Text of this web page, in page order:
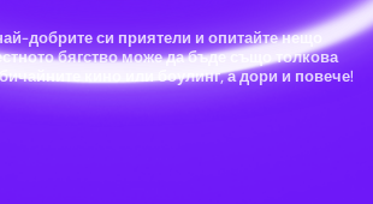
добрите си приятели и опитайте нещо
бягство може да бъде също толкова
кино или боулинг, а дори и повече!